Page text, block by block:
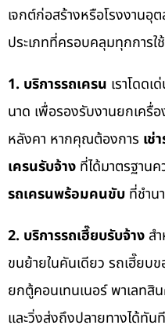
เจกต์ก่อสร้างหรือโรงงานอุ
ประเภทที่ครอบคลุมทุกการใ
1. บริการรถเครน เราโดดเ
นาด เพื่อรองรับงานยกเค
หลังคา หากคุณต้องการ เช่
เครนรับจ้าง ที่ได้มาตรฐาน
รถเครนพร้อมคนขับ ที่ชำ
2. บริการรถเฮี๊ยบรับจ้าง ส
ขนย้ายในคันเดียว รถเฮี๊ยบ
ยกตู้คอนเทนเนอร์ พาเลทสิ
และวิ่งส่งถึงปลายทางได้ทั